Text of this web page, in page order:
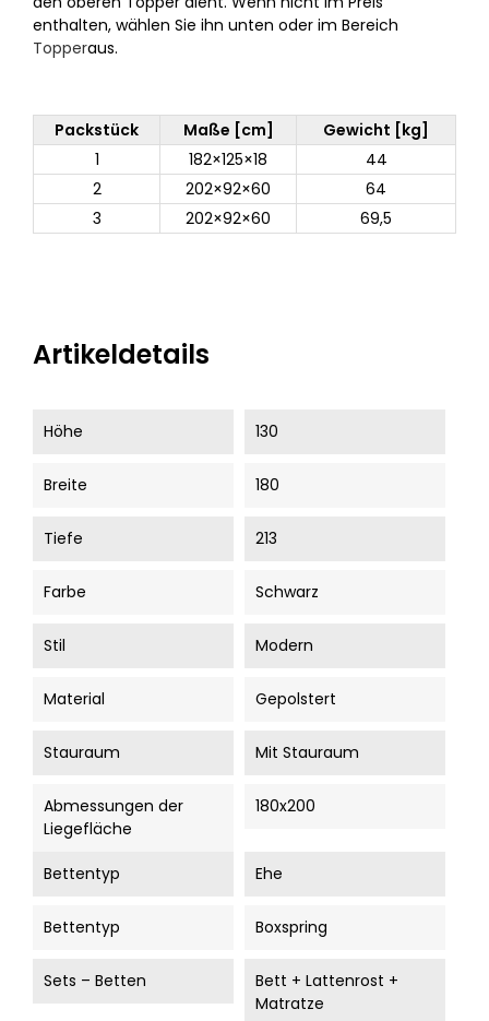
enthalten, wählen Sie ihn unten oder im Bereich
Topperaus.
Packstück Maße [cm]
Gewicht [kg]
1
182×125×18
44
2
202×92×60
64
3
202×92×60 69,5
Artikeldetails
Höhe 130
Breite 180
Tiefe 213
Farbe Schwarz
Stil Modern
Material Gepolstert
Stauraum Mit Stauraum
Abmessungen der
Liegefläche
180x200
Bettentyp Ehe
Bettentyp Boxspring
Sets – Betten
Bett + Lattenrost +
Matratze